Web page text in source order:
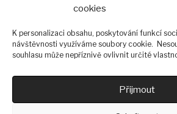
cookies
K personalizaci obsahu, poskytování funkcí
návštěvnosti využíváme soubory cookie.
souhlasu může nepříznivě ovlivnit určité
Přijmout